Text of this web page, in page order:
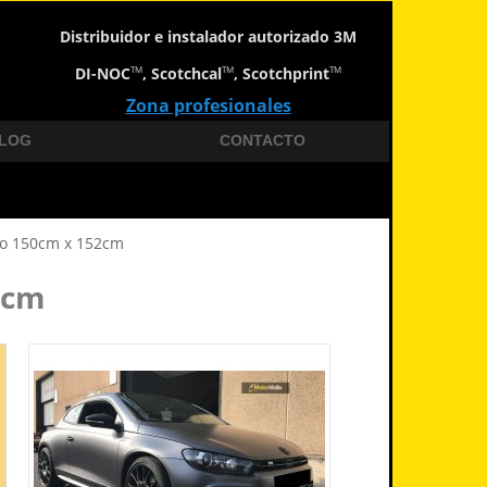
Distribuidor e instalador autorizado 3M
DI-NOCTM, ScotchcalTM, ScotchprintTM
Zona profesionales
CONTACTO
150cm x 152cm